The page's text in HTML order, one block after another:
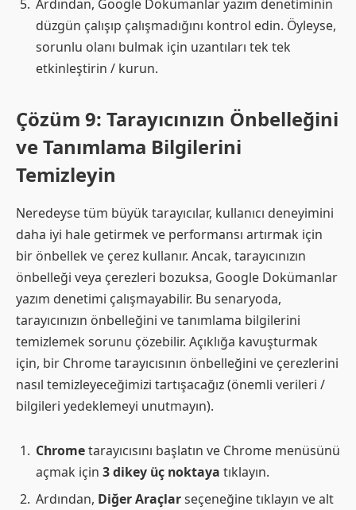
Ardından, Google Dokümanlar yazım denetiminin
düzgün çalışıp çalışmadığını kontrol edin. Öyleyse,
sorunlu olanı bulmak için uzantıları tek tek
etkinleştirin / kurun.
Çözüm 9: Tarayıcınızın Önbelleğini
ve Tanımlama Bilgilerini
Temizleyin
Neredeyse tüm büyük tarayıcılar, kullanıcı deneyimini
daha iyi hale getirmek ve performansı artırmak için
bir önbellek ve çerez kullanır. Ancak, tarayıcınızın
önbelleği veya çerezleri bozuksa, Google Dokümanlar
yazım denetimi çalışmayabilir. Bu senaryoda,
tarayıcınızın önbelleğini ve tanımlama bilgilerini
temizlemek sorunu çözebilir. Açıklığa kavuşturmak
için, bir Chrome tarayıcısının önbelleğini ve çerezlerini
nasıl temizleyeceğimizi tartışacağız (önemli verileri /
bilgileri yedeklemeyi unutmayın).
Chrometarayıcısını başlatın ve Chrome menüsünü
açmak için 3 dikey üç noktaya tıklayın.
Ardından, Diğer Araçlarseçeneğine tıklayın ve alt